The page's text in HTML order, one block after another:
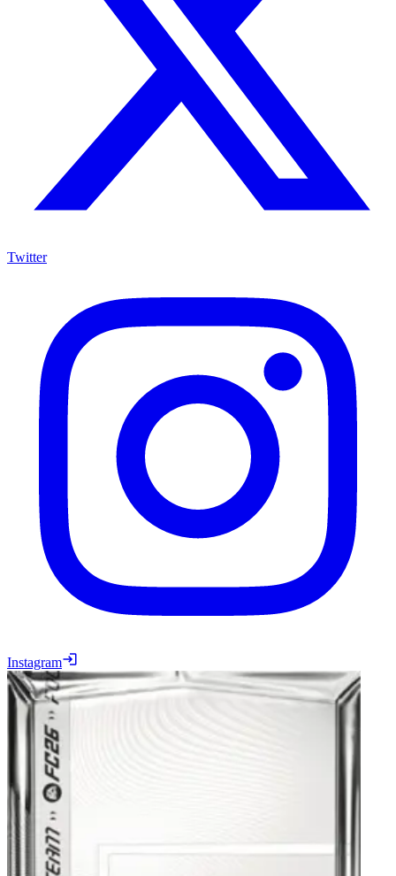
Twitter
Instagram